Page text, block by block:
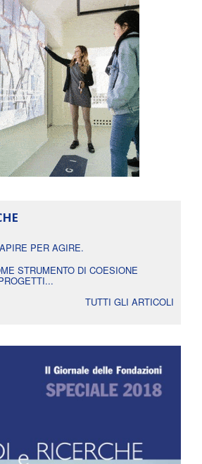
PER AGIRE.
STRUMENTO DI COESIONE
TUTTI GLI ARTICOLI